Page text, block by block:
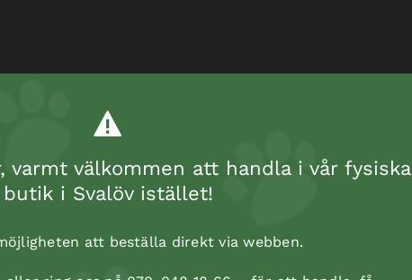
varmt välkommen att handla i vår fysiska
butik i Svalöv istället!
att beställa direkt via webben.